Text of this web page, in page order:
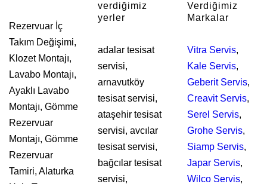
Rezervuar İç
Takım Değişimi,
Klozet Montajı,
Lavabo Montajı,
Ayaklı Lavabo
Montajı, Gömme
Rezervuar
Montajı, Gömme
Rezervuar
Tamiri, Alaturka
verdiğimiz
yerler
adalar tesisat
servisi,
arnavutköy
tesisat servisi,
ataşehir tesisat
servisi, avcılar
tesisat servisi,
bağcılar tesisat
servisi,
Verdiğimiz
Markalar
Vitra Servis,
Kale Servis,
Geberit Servis,
Creavit Servis,
Serel Servis,
Grohe Servis,
Siamp Servis,
Japar Servis,
Wilco Servis,